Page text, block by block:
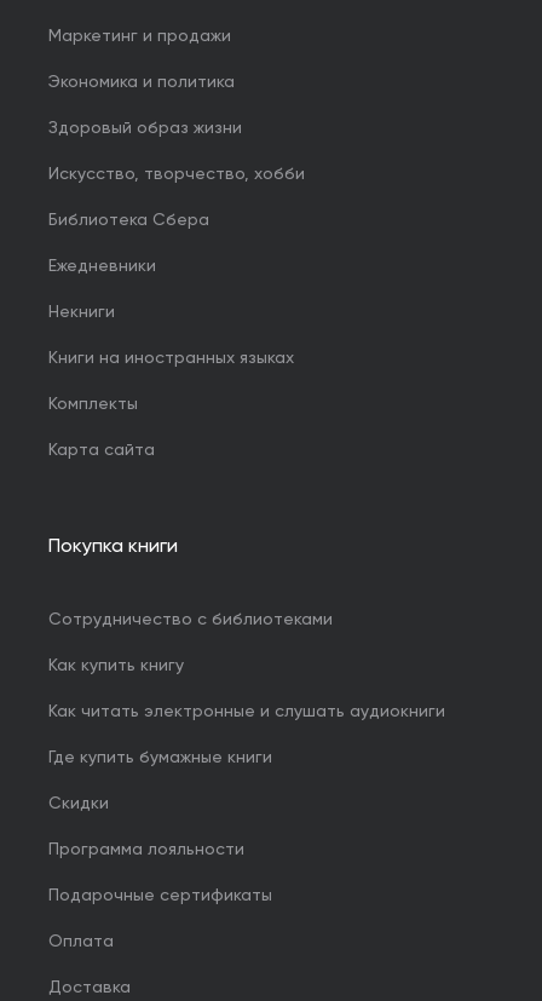
Маркетинг и продажи
Экономика и политика
Здоровый образ жизни
Искусство, творчество, хобби
Библиотека Сбера
Ежедневники
Некниги
Книги на иностранных языках
Комплекты
Карта сайта
Покупка книги
Сотрудничество с библиотеками
Как купить книгу
Как читать электронные и слушать аудиокниги
Где купить бумажные книги
Скидки
Программа лояльности
Подарочные сертификаты
Оплата
Доставка